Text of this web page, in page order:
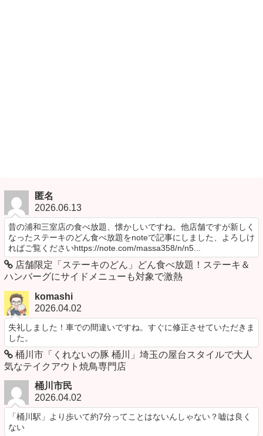
匿名
2026.06.13
昔の浦和三室店の食べ放題、懐かしいですね。他店舗ですが新しく
なったステーキのどん食べ放題をnoteで記事にしました、よろしけ
ればご覧くださいhttps://note.com/massa358/n/n5...
店舗限定「ステーキのどん」どん食べ放題！ステーキ＆
ハンバーグにサイドメニューも対象で激熱
komashi
2026.04.02
失礼しました！車での間違いですね。すぐに修正させていただきま
した。
桶川市「くれないの豚 桶川」埼玉の屋台スタイルで大人
気なテイクアウト焼鳥専門店
桶川市民
2026.04.02
「桶川駅」より歩いて約7分ってことはないんしゃない？嘘は良く
ない